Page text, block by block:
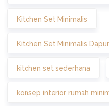
Kitchen Set Minimalis
Kitchen Set Minimalis
kitchen set sederhana
konsep interior rumah